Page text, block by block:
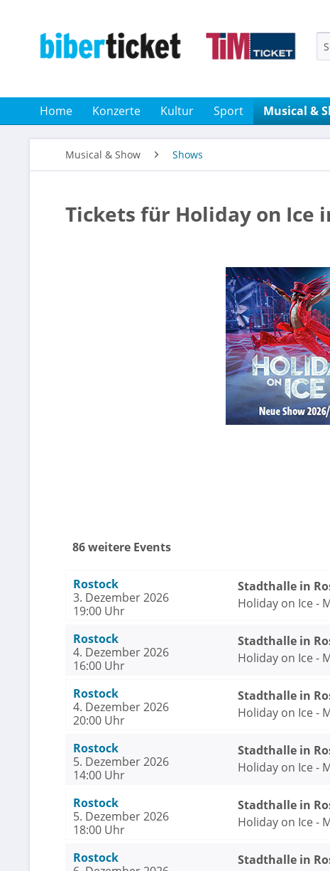
Home Konzerte Kultur Sport Musical &
Musical & Show Shows
Tickets für Holiday on Ice
86 weitere Events
Rostock
3. Dezember 2026
19:00 Uhr
Stadthalle in
Holiday on Ice -
Rostock
4. Dezember 2026
16:00 Uhr
Stadthalle in
Holiday on Ice -
Rostock
4. Dezember 2026
20:00 Uhr
Stadthalle in
Holiday on Ice -
Rostock
5. Dezember 2026
14:00 Uhr
Stadthalle in
Holiday on Ice -
Rostock
5. Dezember 2026
18:00 Uhr
Stadthalle in
Holiday on Ice -
Rostock
Stadthalle in